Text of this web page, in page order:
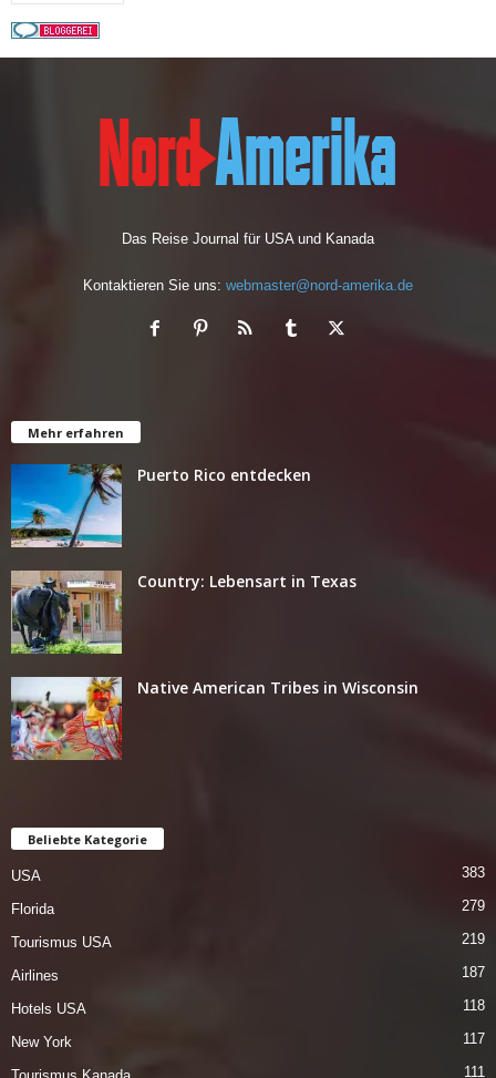
Das Reise Journal für USA und Kanada
Kontaktieren Sie uns: webmaster@nord-amerika.de
Mehr erfahren
Puerto Rico entdecken
Country: Lebensart in Texas
Native American Tribes in Wisconsin
Beliebte Kategorie
USA 383
Florida 279
Tourismus USA 219
Airlines 187
Hotels USA 118
New York 117
111